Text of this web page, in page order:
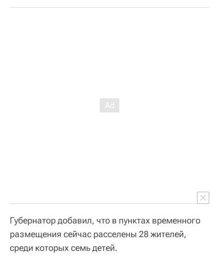
Губернатор добавил, что в пунктах временного
размещения сейчас расселены 28 жителей,
среди которых семь детей.